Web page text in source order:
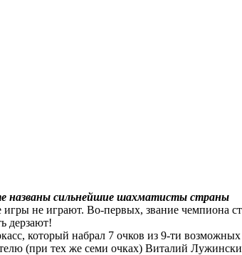
названы сильнейшие шахматисты страны
не играют. Во-первых, звание чемпиона
дерзают!
который набрал 7 очков из 9-ти
(при тех же семи очках) Виталий